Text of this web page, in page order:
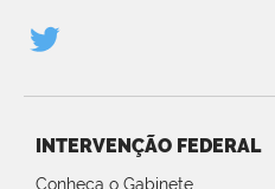
INTERVENÇÃO FEDERAL
Conheça o Gabinete